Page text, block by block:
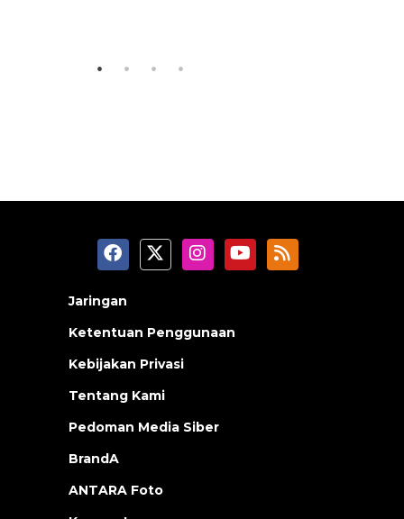
Jaringan
Ketentuan Penggunaan
Kebijakan Privasi
Tentang Kami
Pedoman Media Siber
BrandA
ANTARA Foto